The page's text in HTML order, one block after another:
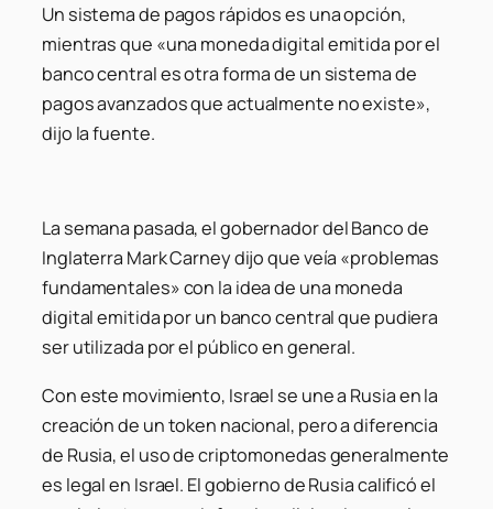
Un sistema de pagos rápidos es una opción,
mientras que «una moneda digital emitida por el
banco central es otra forma de un sistema de
pagos avanzados que actualmente no existe»,
dijo la fuente.
La semana pasada, el gobernador del Banco de
Inglaterra Mark Carney dijo que veía «problemas
fundamentales» con la idea de una moneda
digital emitida por un banco central que pudiera
ser utilizada por el público en general.
Con este movimiento, Israel se une a Rusia en la
creación de un token nacional, pero a diferencia
de Rusia, el uso de criptomonedas generalmente
es legal en Israel. El gobierno de Rusia calificó el